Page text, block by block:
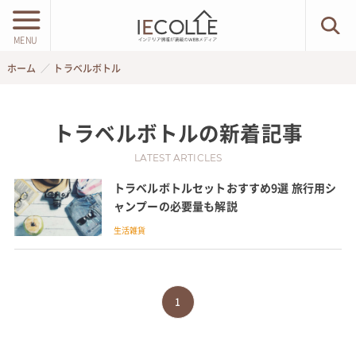
MENU
ホーム トラベルボトル
トラベルボトルの新着記事
LATEST ARTICLES
トラベルボトルセットおすすめ9選 旅行用シ
ャンプーの必要量も解説
生活雑貨
1